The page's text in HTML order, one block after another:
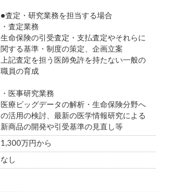
●査定・研究業務を担当する場合
・査定業務
生命保険の引受査定・支払査定やそれらに
関する基準・制度の策定、企画立案
上記査定を担う医師免許を持たない一般の
職員の育成
・医事研究業務
医療ビッグデータの解析・生命保険分野へ
の活用の検討、最新の医学情報研究による
新商品の開発や引受基準の見直し等
1,300万円から
なし